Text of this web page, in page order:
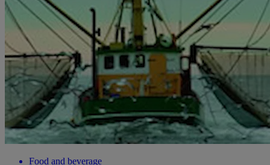
Food and beverage